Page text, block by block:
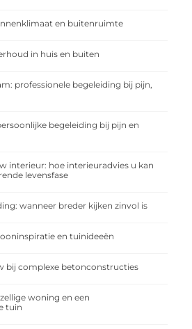
en buitenruimte
in huis en buiten
professionele begeleiding bij pijn,
begeleiding bij pijn en
interieur: hoe interieuradvies u kan
levensfase
wanneer breder kijken zinvol is
en tuinideeën
bij complexe betonconstructies
woning en een
tuin